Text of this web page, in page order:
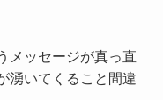
メッセージが真っ直
湧いてくること間違